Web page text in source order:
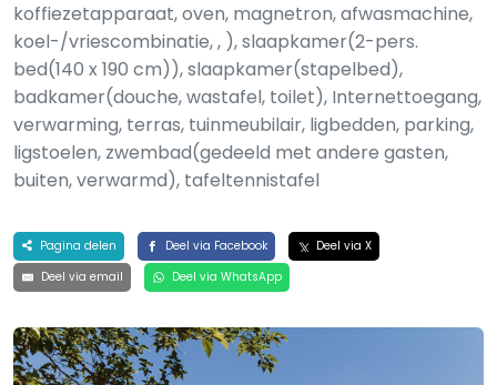
koffiezetapparaat, oven, magnetron, afwasmachine,
koel-/vriescombinatie, , ), slaapkamer(2-pers.
bed(140 x 190 cm)), slaapkamer(stapelbed),
badkamer(douche, wastafel, toilet), Internettoegang,
verwarming, terras, tuinmeubilair, ligbedden, parking,
ligstoelen, zwembad(gedeeld met andere gasten,
buiten, verwarmd), tafeltennistafel
Pagina delen Deel via Facebook
Deel via X
Deel via email
Deel via WhatsApp